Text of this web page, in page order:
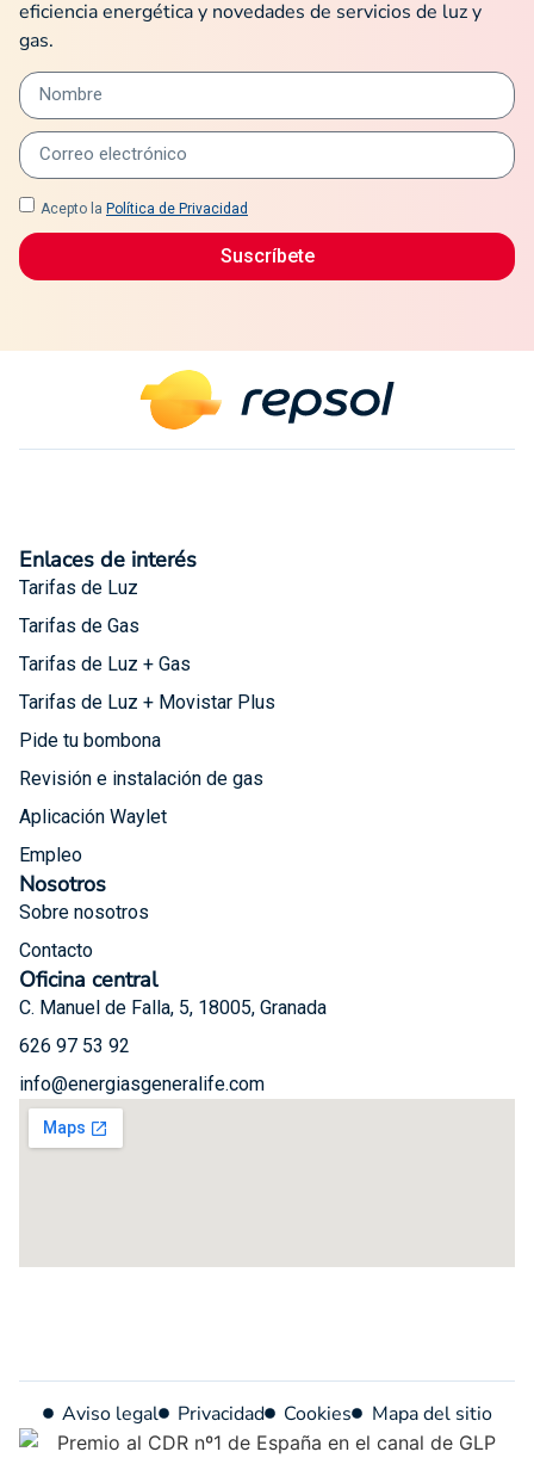
eficiencia energética y novedades de servicios de luz y
gas.
Acepto la Política de Privacidad
Suscríbete
Enlaces de interés​
Tarifas de Luz
Tarifas de Gas
Tarifas de Luz + Gas
Tarifas de Luz + Movistar Plus
Pide tu bombona
Revisión e instalación de gas
Aplicación Waylet
Empleo
Nosotros
Sobre nosotros
Contacto
Oficina central
C. Manuel de Falla, 5, 18005, Granada
626 97 53 92
info@energiasgeneralife.com
Aviso legal Privacidad Cookies Mapa del sitio